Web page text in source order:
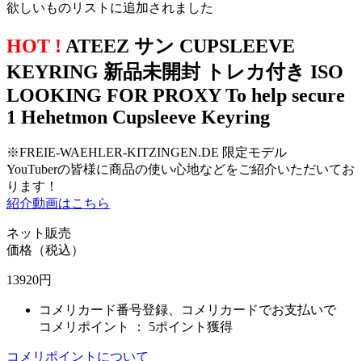
欲しいものリストに追加されました
HOT ! ATEEZ サン CUPSLEEVE
KEYRING 新品未開封 トレカ付き ISO
LOOKING FOR PROXY To help secure
1 Hehetmon Cupsleeve Keyring
※FREIE-WAEHLER-KITZINGEN.DE 限定モデル
YouTuberの皆様に商品の使い心地などをご紹介いただいてお
ります！
紹介動画はこちら
ネット販売
価格（税込）
13920円
コメリカード番号登録、コメリカードでお支払いで
コメリポイント ： 5ポイント獲得
コメリポイントについて